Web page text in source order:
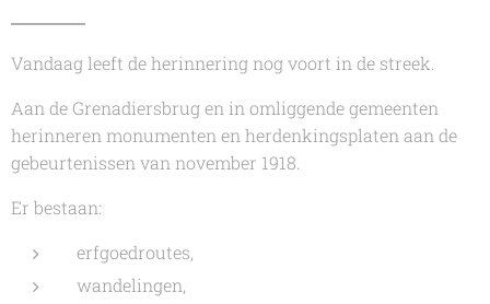
Vandaag leeft de herinnering nog voort in de streek.
Aan de Grenadiersbrug en in omliggende gemeenten
herinneren monumenten en herdenkingsplaten aan de
gebeurtenissen van november 1918.
Er bestaan:
erfgoedroutes,
wandelingen,